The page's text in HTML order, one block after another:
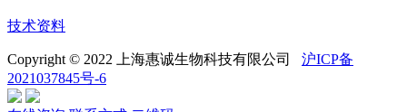
技术资料
Copyright © 2022 上海惠诚生物科技有限公司 沪ICP备
2021037845号-6